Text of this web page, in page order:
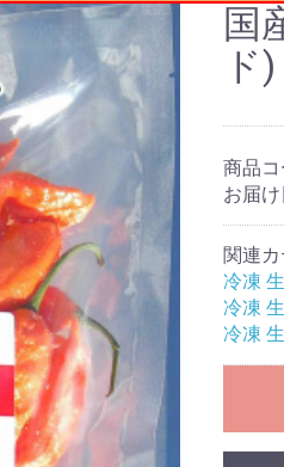
国
ド
商品コ
お届
関連カ
冷凍
冷凍
冷凍